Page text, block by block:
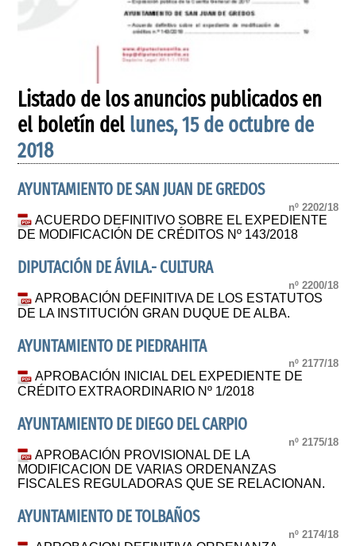
Listado de los anuncios publicados en
el boletín del lunes, 15 de octubre de
2018
AYUNTAMIENTO DE SAN JUAN DE GREDOS
nº 2202/18
ACUERDO DEFINITIVO SOBRE EL EXPEDIENTE
DE MODIFICACIÓN DE CRÉDITOS Nº 143/2018
DIPUTACIÓN DE ÁVILA.- CULTURA
nº 2200/18
APROBACIÓN DEFINITIVA DE LOS ESTATUTOS
DE LA INSTITUCIÓN GRAN DUQUE DE ALBA.
AYUNTAMIENTO DE PIEDRAHITA
nº 2177/18
APROBACIÓN INICIAL DEL EXPEDIENTE DE
CRÉDITO EXTRAORDINARIO Nº 1/2018
AYUNTAMIENTO DE DIEGO DEL CARPIO
nº 2175/18
APROBACIÓN PROVISIONAL DE LA
MODIFICACION DE VARIAS ORDENANZAS
FISCALES REGULADORAS QUE SE RELACIONAN.
AYUNTAMIENTO DE TOLBAÑOS
nº 2174/18